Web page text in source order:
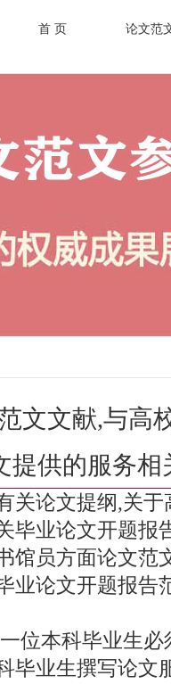
首 页 论文范
文文献,与高
提供的服务相
关论文提纲,关
毕业论文开题报
馆员方面论文范
业论文开题报告
位本科毕业生
毕业生撰写论文